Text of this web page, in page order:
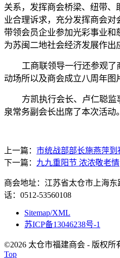
关系，发挥商会桥梁、纽带
业合理诉求，充分发挥商会对
带领会员企业参加光彩事业和
为苏闽二地社会经济发展作出
工商联领导一行还参观
动场所以及商会成立八周年图
方凯执行会长、卢仁聪
泉常务副会长出席了本次活动。
上一篇： 市统战部部长施燕萍
下一篇： 九九重阳节 浓浓敬老情
商会地址：江苏省太仓市上海
话：0512-53560108
Sitemap/XML
苏ICP备13046238号-1
©2026 太仓市福建商会 - 版权所
Top